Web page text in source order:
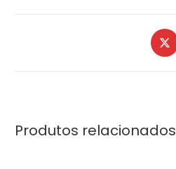
Produtos relacionados